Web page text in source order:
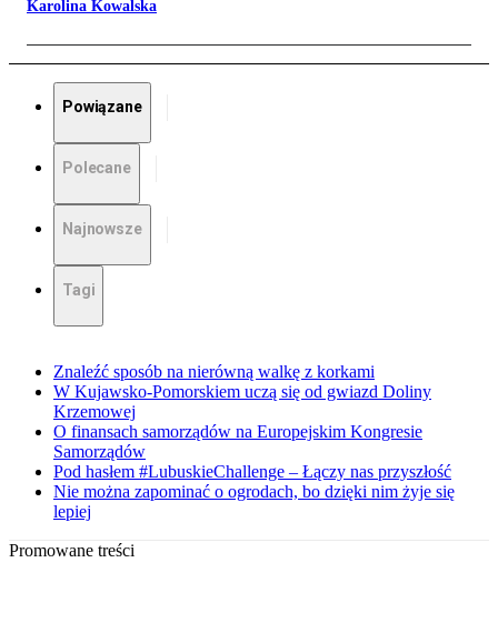
Karolina Kowalska
Powiązane
Polecane
Najnowsze
Tagi
Znaleźć sposób na nierówną walkę z korkami
W Kujawsko-Pomorskiem uczą się od gwiazd Doliny
Krzemowej
O finansach samorządów na Europejskim Kongresie
Samorządów
Pod hasłem #LubuskieChallenge – Łączy nas przyszłość
Nie można zapominać o ogrodach, bo dzięki nim żyje się
lepiej
Promowane treści